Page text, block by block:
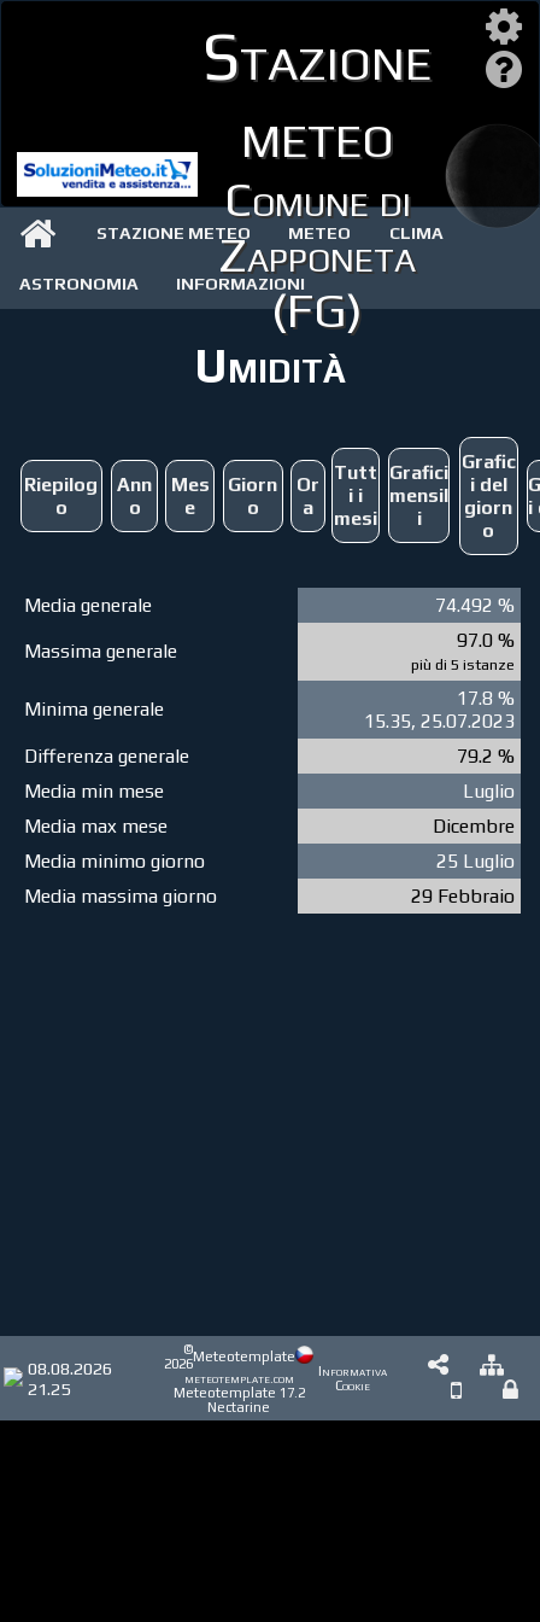
Stazione
meteo
Comune di
Zapponeta
(FG)
STAZIONE METEO METEO CLIMA
ASTRONOMIA INFORMAZIONI
Umidità
Riepilog
o
Ann
o
Mes
e
Giorn
o
Or
a
Tutt
i i
mesi
Grafici
mensil
i
Grafic
i del
giorn
o
i
Media generale
74.492 %
Massima generale
97.0 %
più di 5 istanze
Minima generale
17.8 %
15.35, 25.07.2023
Differenza generale
79.2 %
Media min mese
Luglio
Media max mese
Dicembre
Media minimo giorno
25 Luglio
Media massima giorno
29 Febbraio
08.08.2026
21.25
©
2026Meteotemplate
meteotemplate.com
Meteotemplate 17.2
Nectarine
Informativa
Cookie